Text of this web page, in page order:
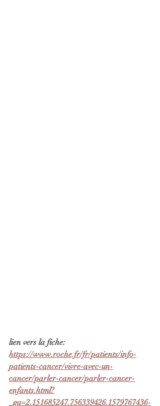
lien vers la fiche:
https://www.roche.fr/fr/patients/info-
patients-cancer/vivre-avec-un-
cancer/parler-cancer/parler-cancer-
enfants.html?
_ga=2.151685247.756339426.1579767436-